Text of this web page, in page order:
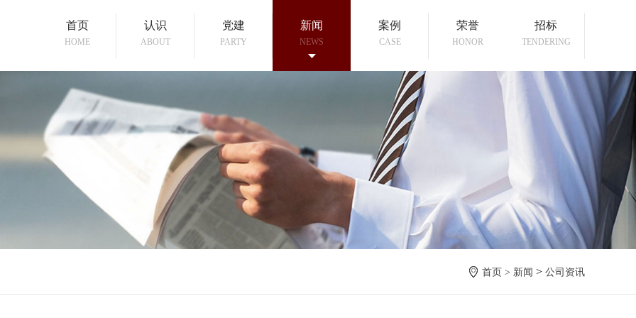
首页
HOME
认识
ABOUT
党建
PARTY
新闻
NEWS
案例
CASE
荣誉
HONOR
招标
TENDERING
首页 > 新闻 > 公司资讯